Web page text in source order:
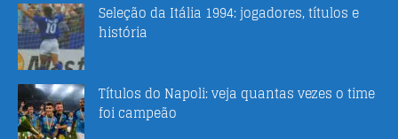
Seleção da Itália 1994: jogadores, títulos e
história
Títulos do Napoli: veja quantas vezes o time
foi campeão